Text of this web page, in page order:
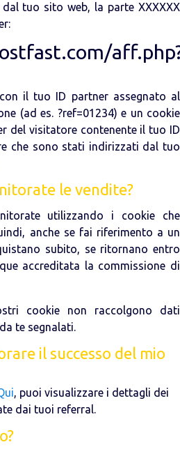
tuo sito web, la parte XXXXXX
il tuo ID partner assegnato al
(ad es. ?ref=01234) e un cookie
del visitatore contenente il tuo ID
che sono stati indirizzati dal tuo
le vendite?
utilizzando i cookie che
anche se fai riferimento a un
subito, se ritornano entro
accreditata la commissione di
cookie non raccolgono dati
te segnalati.
il successo del mio
, puoi visualizzare i dettagli dei
dai tuoi referral.